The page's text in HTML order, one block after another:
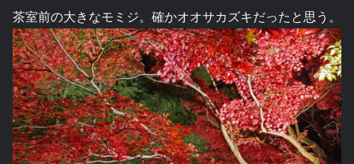
茶室前の大きなモミジ。確かオオサカズキだったと思う。